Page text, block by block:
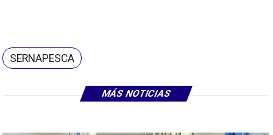
MÁS NOTICIAS
SERNAPESCA